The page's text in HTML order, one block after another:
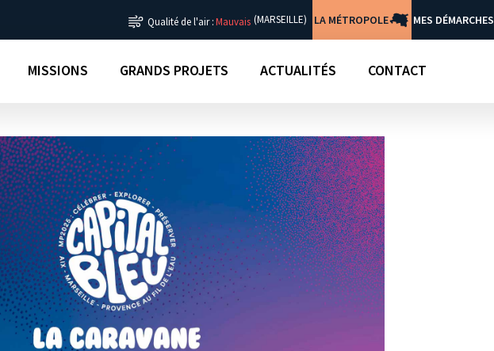
Qualité de l'air :Mauvais (MARSEILLE) LA MÉTROPOLE MES DÉMARCHES
MISSIONS GRANDS PROJETS ACTUALITÉS CONTACT